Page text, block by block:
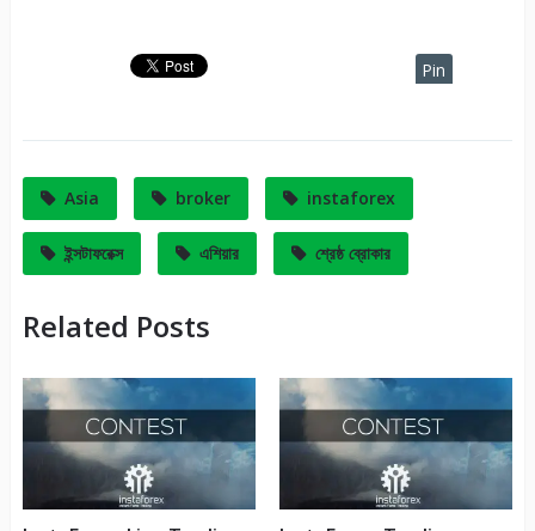
থেকে বোনাস একাউন্ট…
Pin
Asia broker instaforex
ইন্সটাফরেক্স এশিয়ার শ্রেষ্ঠ ব্রোকার
Related Posts